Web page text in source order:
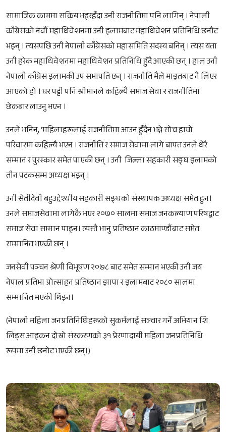
सामाजिक काममा सक्रिय भइरहँदा उनी राजनीतिमा पनि लागिन् । नेपाली
काँग्रेसको नवौँ महाधिवेशनमा उनी इलामबाट महाधिवेशन प्रतिनिधि छनौट
भइन् । त्यसपछि उनी नेपाली काँग्रेसको महासमिति सदस्य बनिन् । त्यस यता
उनी हरेक महाधिवेशनमा महाधिवेशन प्रतिनिधि हुँदै आएकी छन् । हाल उनी
नेपाली काँग्रेस इलामकी उप सभापति छन् । राजनीति मैले माइतबाट नै लिएर
आएको हो । घर पट्टी पनि श्रीमानले कहिल्यै समाज सेवा र राजनीतिमा
छेकबार लाउनु भएन ।
उनले भनिन्, ‘महिलाहरूलाई राजनीतिमा आउन हुँदैन भन्ने सोच हाम्रो
परिवारमा कहिल्यै भएन । राजनीति र समाज सेवामा लागे बापत उनले धेरै
सम्मान र पुरस्कार समेत पाएकी छन् । उनी जिल्ला सहकारी सङ्घ इलामको
तीन पटकसम्म अध्यक्ष भइन् ।
उनी सेतीदेवी बहुउद्देश्यीय सहकारी सङ्घको संस्थापक अध्यक्ष समेत हुन।
उनले समाजसेवामा लागेकै भएर २०७० सालमा समाज जनकल्याण परिषद्बाट
समाज सेवा सम्मान पाइन। त्यस्तै भानु प्रतिष्ठान काठमाण्डौंबाट समेत
सम्मानित भएकी छन् ।
जनसेवी पञ्चन श्रेणी विभूषण २०७८ बाट समेत सम्मान भएकी उनी जय
नेपाल प्रतिभा प्रोत्साहन प्रतिष्ठान झापा र इलामबाट २०८० सालमा
सम्मानित भएकी थिइन।
(नेपाली महिला जनप्रतिनिधिहरूको सुकर्मलाई सञ्चार गर्ने अभियान शि
लिड्स आइकन दोस्रो संस्करणको ३१ प्रेरणादायी महिला जनप्रतिनिधि
रूपमा उनी छनोट भएकी छन्।)